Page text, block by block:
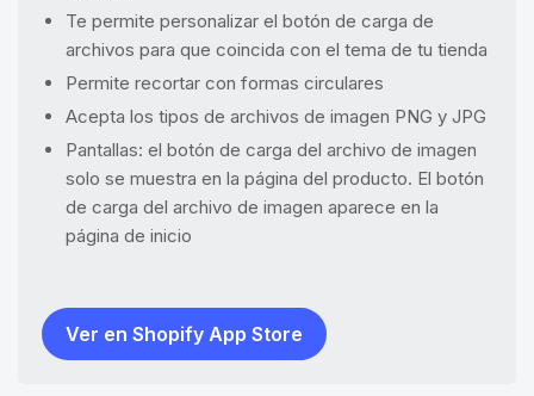
Te permite personalizar el botón de carga de
archivos para que coincida con el tema de tu tienda
Permite recortar con formas circulares
Acepta los tipos de archivos de imagen PNG y JPG
Pantallas: el botón de carga del archivo de imagen
solo se muestra en la página del producto. El botón
de carga del archivo de imagen aparece en la
página de inicio
Ver en Shopify App Store